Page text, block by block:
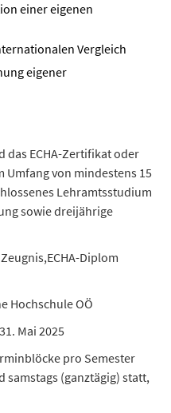
einer eigenen
Vergleich
eigener
das ECHA-Zertifikat oder
von mindestens 15
Lehramtsstudium
sowie dreijährige
Zeugnis,ECHA-Diplom
Hochschule OÖ
Mai 2025
pro Semester
samstags (ganztägig) statt,